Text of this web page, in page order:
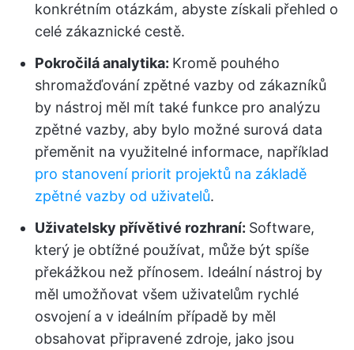
konkrétním otázkám, abyste získali přehled o
celé zákaznické cestě.
Pokročilá analytika: Kromě pouhého
shromažďování zpětné vazby od zákazníků
by nástroj měl mít také funkce pro analýzu
zpětné vazby, aby bylo možné surová data
přeměnit na využitelné informace, například
pro stanovení priorit projektů na základě
zpětné vazby od uživatelů.
Uživatelsky přívětivé rozhraní: Software,
který je obtížné používat, může být spíše
překážkou než přínosem. Ideální nástroj by
měl umožňovat všem uživatelům rychlé
osvojení a v ideálním případě by měl
obsahovat připravené zdroje, jako jsou